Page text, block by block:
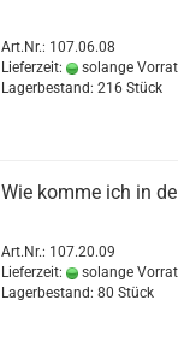
Art.Nr.: 107.06.08
Lieferzeit:
solange Vorrat
Lagerbestand: 216 Stück
Wie komme ich in
Art.Nr.: 107.20.09
Lieferzeit:
solange Vorrat
Lagerbestand: 80 Stück